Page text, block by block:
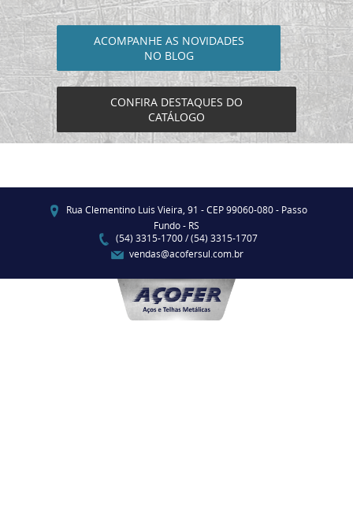
ACOMPANHE AS NOVIDADES
NO BLOG
CONFIRA DESTAQUES DO
CATÁLOGO
Rua Clementino Luis Vieira, 91 - CEP 99060-080 - Passo
Fundo - RS
(54) 3315-1700 / (54) 3315-1707
vendas@acofersul.com.br